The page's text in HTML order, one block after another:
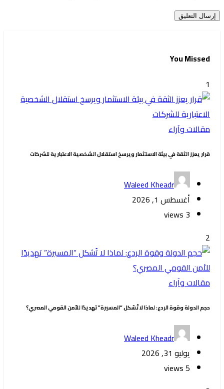
You Missed
1
مقالات وآراء
قرار يعزز الثقة في بيئة الاستثمار ويرسخ استقلال الشخصية الاعتبارية للشركات
Waleed Kheadr
أغسطس 1, 2026
3 views
2
مقالات وآراء
حجم الدولة وقوة الردع: لماذا لا تُشكل “المسيرة” تهديدًا للأمن القومي المصري؟
Waleed Kheadr
يوليو 31, 2026
5 views